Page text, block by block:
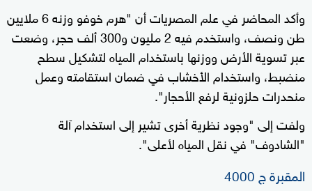
وأكد المحاضر في علم المصريات أن "هرم خوفو وزنه 6 ملايين
طن ونصف، واستخدم فيه 2 مليون و300 ألف حجر، وضعت
عبر تسوية الأرض ووزنها باستخدام المياه لتشكيل سطح
منضبط، واستخدام الأخشاب في ضمان استقامته وعمل
منحدرات حلزونية لرفع الأحجار".
ولفت إلى "وجود نظرية أخرى تشير إلى استخدام آلة
"الشادوف" في نقل المياه لأعلى".
المقبرة ج 4000